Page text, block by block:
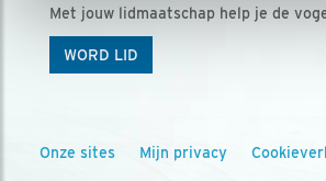
Met jouw lidmaatschap help je de
WORD LID
Onze sites Mijn privacy